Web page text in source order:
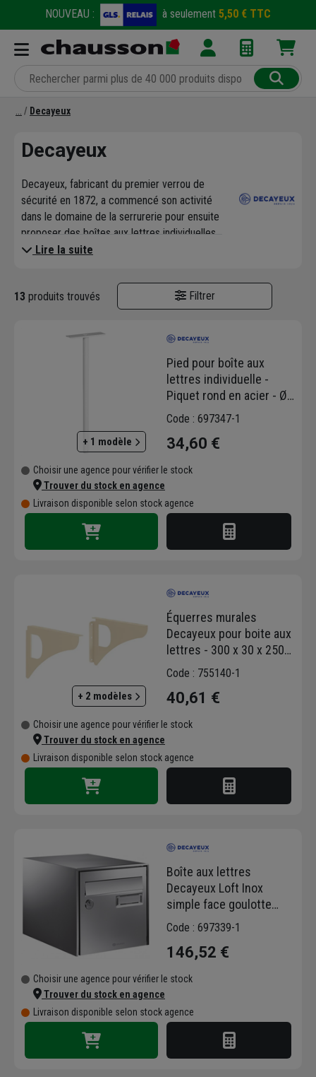
NOUVEAU : à seulement 5,50 € TTC
Decayeux
Decayeux
Decayeux, fabricant du premier verrou de
sécurité en 1872, a commencé son activité
dans le domaine de la serrurerie pour ensuite
proposer des boîtes aux lettres individuelles
et collectives, des portes blindées, des
cylindres de portes. Aujourd'hui, le fabricant
français Decayeux est devenu le leader
ultrarésistantes. Le haut niveau technique et
le savoir-faire de Decayeux ont donné
naissance à une gamme unique et innovante,
adaptée aux conditions les plus difficiles, en
proposant des boîtes aux lettres très
résistantes à la corrosion. Avec ses produits
en inox, Decayeux offre la solution idéale
pour les régions soumises à l’air salin.
fabrication 100% française. Boîte aux lettres,
passemur, ou corbeille murale, Decayeux a
pensé à tout pour la réception de votre
Lire la suite
13 produits trouvés Filtrer
+ 1 modèle
Pied pour boîte aux
lettres individuelle -
Piquet rond en acier - Ø
45 mm - Hauteur 1,10 m -
Code : 697347-1
34,60 €
Choisir une agence pour vérifier le stock
Trouver du stock en agence
Livraison disponible selon stock agence
+ 2 modèles
Équerres murales
Decayeux pour boite aux
lettres - 300 x 30 x 250
mm - Acier beige - Lot de
Code : 755140-1
40,61 €
Choisir une agence pour vérifier le stock
Trouver du stock en agence
Livraison disponible selon stock agence
Boîte aux lettres
Decayeux Loft Inox
simple face goulotte
antivol
Code : 697339-1
146,52 €
Choisir une agence pour vérifier le stock
Trouver du stock en agence
Livraison disponible selon stock agence